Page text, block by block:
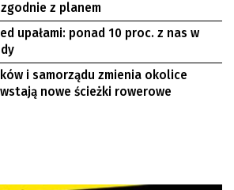
z planem
upałami: ponad 10 proc. z nas w
i samorządu zmienia okolice
nowe ścieżki rowerowe